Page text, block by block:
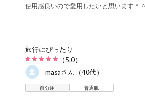
使用感良いので愛用したいと思います＾＾
旅行にぴったり
（5.0）
masaさん（40代）
自分用 普通肌